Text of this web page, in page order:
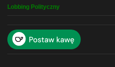
Lobbing Polityczny